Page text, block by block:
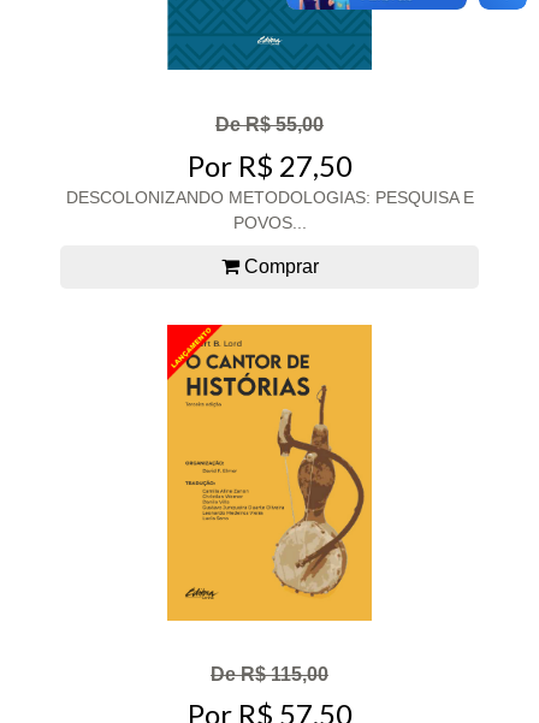
De R$ 55,00
Por R$ 27,50
DESCOLONIZANDO METODOLOGIAS: PESQUISA E
POVOS...
Comprar
De R$ 115,00
Por R$ 57,50